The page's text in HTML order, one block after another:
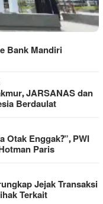
Bank Mandiri
JARSANAS dan
Berdaulat
Otak Enggak?”, PWI
Paris
Jejak Transaksi
Terkait